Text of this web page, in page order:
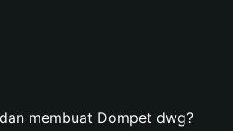
membuat Dompet dwg?